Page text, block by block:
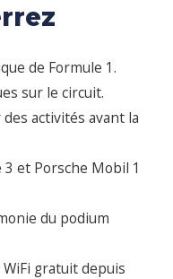
de Formule 1.
sur le circuit.
activités avant la
et Porsche Mobil 1
du podium
WiFi gratuit depuis